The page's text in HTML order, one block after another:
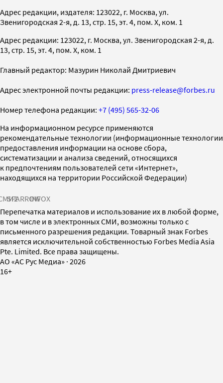
Адрес редакции, издателя: 123022, г. Москва, ул.
Звенигородская 2-я, д. 13, стр. 15, эт. 4, пом. X, ком. 1
Адрес редакции: 123022, г. Москва, ул. Звенигородская 2-я, д.
13, стр. 15, эт. 4, пом. X, ком. 1
Главный редактор: Мазурин Николай Дмитриевич
Адрес электронной почты редакции: press-release@forbes.ru
Номер телефона редакции: +7 (495) 565-32-06
На информационном ресурсе применяются
рекомендательные технологии (информационные технологии
предоставления информации на основе сбора,
систематизации и анализа сведений, относящихся
к предпочтениям пользователей сети «Интернет»,
находящихся на территории Российской Федерации)
SPARROWINFOX
Перепечатка материалов и использование их в любой форме,
в том числе и в электронных СМИ, возможны только с
письменного разрешения редакции. Товарный знак Forbes
является исключительной собственностью Forbes Media Asia
Pte. Limited. Все права защищены.
AO «АС Рус Медиа» · 2026
16+